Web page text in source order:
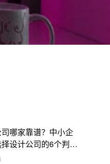
哪家靠谱？中小企
设计公司的6个判断